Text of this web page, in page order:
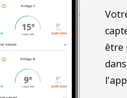
être
dans